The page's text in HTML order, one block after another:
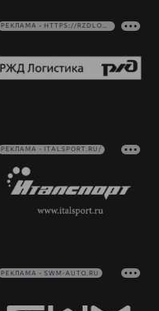
РЕКЛАМА • HTTPS://RZDLOG.RU/
РЕКЛАМА • ITALSPORT.RU/
РЕКЛАМА • SWM-AUTO.RU